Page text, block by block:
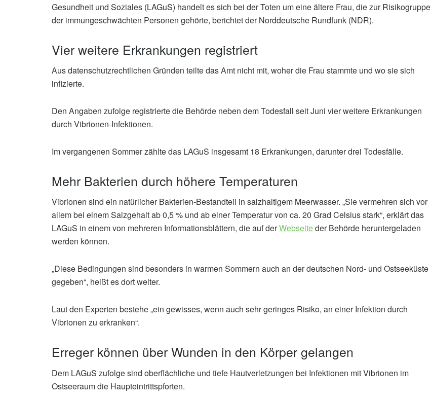
Gesundheit und Soziales (LAGuS) handelt es sich bei der Toten um eine ältere Frau, die zur Risikogruppe
der immungeschwächten Personen gehörte, berichtet der Norddeutsche Rundfunk (NDR).
Vier weitere Erkrankungen registriert
Aus datenschutzrechtlichen Gründen teilte das Amt nicht mit, woher die Frau stammte und wo sie sich
infizierte.
Den Angaben zufolge registrierte die Behörde neben dem Todesfall seit Juni vier weitere Erkrankungen
durch Vibrionen-Infektionen.
Im vergangenen Sommer zählte das LAGuS insgesamt 18 Erkrankungen, darunter drei Todesfälle.
Mehr Bakterien durch höhere Temperaturen
Vibrionen sind ein natürlicher Bakterien-Bestandteil in salzhaltigem Meerwasser. „Sie vermehren sich vor
allem bei einem Salzgehalt ab 0,5 % und ab einer Temperatur von ca. 20 Grad Celsius stark“, erklärt das
LAGuS in einem von mehreren Informationsblättern, die auf derWebseiteder Behörde heruntergeladen
werden können.
„Diese Bedingungen sind besonders in warmen Sommern auch an der deutschen Nord- und Ostseeküste
gegeben“, heißt es dort weiter.
Laut den Experten bestehe „ein gewisses, wenn auch sehr geringes Risiko, an einer Infektion durch
Vibrionen zu erkranken“.
Erreger können über Wunden in den Körper gelangen
Dem LAGuS zufolge sind oberflächliche und tiefe Hautverletzungen bei Infektionen mit Vibrionen im
Ostseeraum die Haupteintrittspforten.